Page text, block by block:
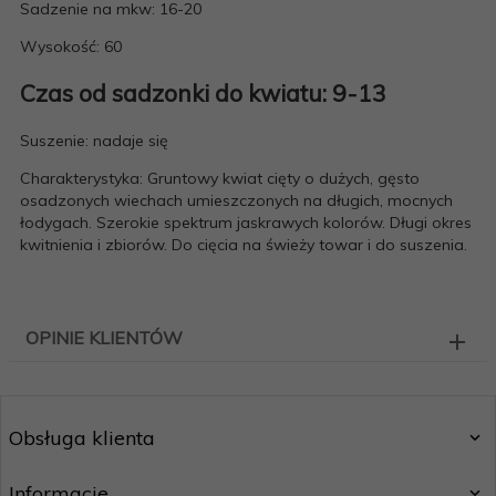
Sadzenie na mkw: 16-20
Wysokość: 60
Czas od sadzonki do kwiatu: 9-13
Suszenie: nadaje się
Charakterystyka: Gruntowy kwiat cięty o dużych, gęsto
osadzonych wiechach umieszczonych na długich, mocnych
łodygach. Szerokie spektrum jaskrawych kolorów. Długi okres
kwitnienia i zbiorów. Do cięcia na świeży towar i do suszenia.
OPINIE KLIENTÓW
Obsługa klienta